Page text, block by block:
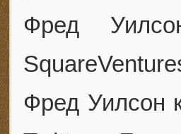
Фред
Фред Уилсон